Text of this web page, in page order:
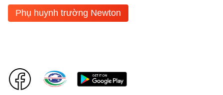
Phụ huynh trường Newton